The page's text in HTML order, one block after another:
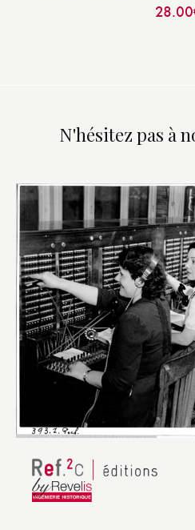
28.00
N'hésitez pas à